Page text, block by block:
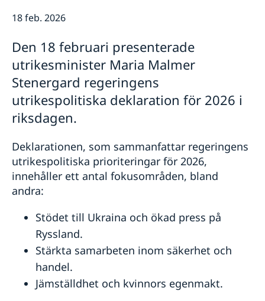
Dataskyddspolicy (GDPR)
Team Sweden
Svenska företag i Indonesien
Anmäl handelshinder
Nyheter
18 feb. 2026
Den 18 februari presenterade
utrikesminister Maria Malmer
Stenergard regeringens
utrikespolitiska deklaration för 2026 i
riksdagen.
Deklarationen, som sammanfattar regeringens
utrikespolitiska prioriteringar för 2026,
innehåller ett antal fokusområden, bland
andra:
Stödet till Ukraina och ökad press på
Ryssland.
Stärkta samarbeten inom säkerhet och
handel.
Jämställdhet och kvinnors egenmakt.